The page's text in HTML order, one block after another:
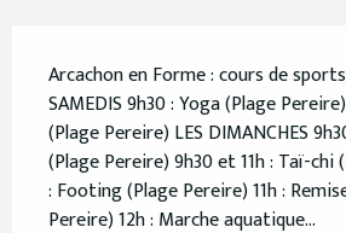
Arcachon en Forme : cours de
SAMEDIS 9h30 : Yoga (Plage
(Plage Pereire) LES DIMANCHES
(Plage Pereire) 9h30 et 11h : Taï-chi
: Footing (Plage Pereire) 11h :
Pereire) 12h : Marche aquatique...